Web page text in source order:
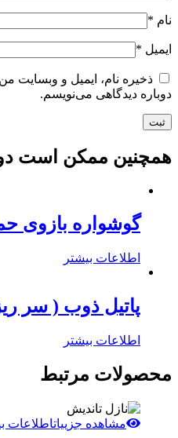
نام *
ایمیل *
ذخیره نام، ایمیل و وبسایت
دوباره دیدگاهی می‌نویسم.
همچنین ممکن است
گوشواره بازوی
اطلاعات بیشتر
پاتیل ذوب ( سر
اطلاعات بیشتر
محصولات مرتبط
مشاهده جزییاتاطلاعات